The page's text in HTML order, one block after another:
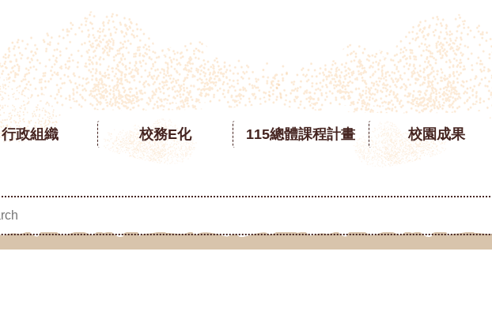
行政組織 校務E化 115總體課程計畫 校園成果